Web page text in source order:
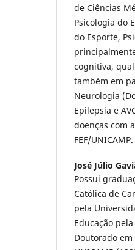
de Ciências
Psicologia do
do Esporte,
cognitiva,
também em
Neurologia
Epilepsia e
doenças com
FEF/UNICAMP.
José Júlio
Possui
Católica de
pela
Educação
Doutorado